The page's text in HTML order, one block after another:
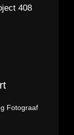
408
Fotograaf